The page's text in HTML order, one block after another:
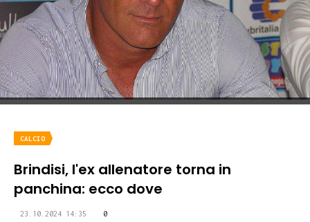
CALCIO
Brindisi, l'ex allenatore torna in
panchina: ecco dove
23.10.2024 14:35 0